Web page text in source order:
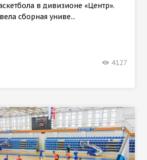
в дивизионе «Центр».
сборная униве...
4127